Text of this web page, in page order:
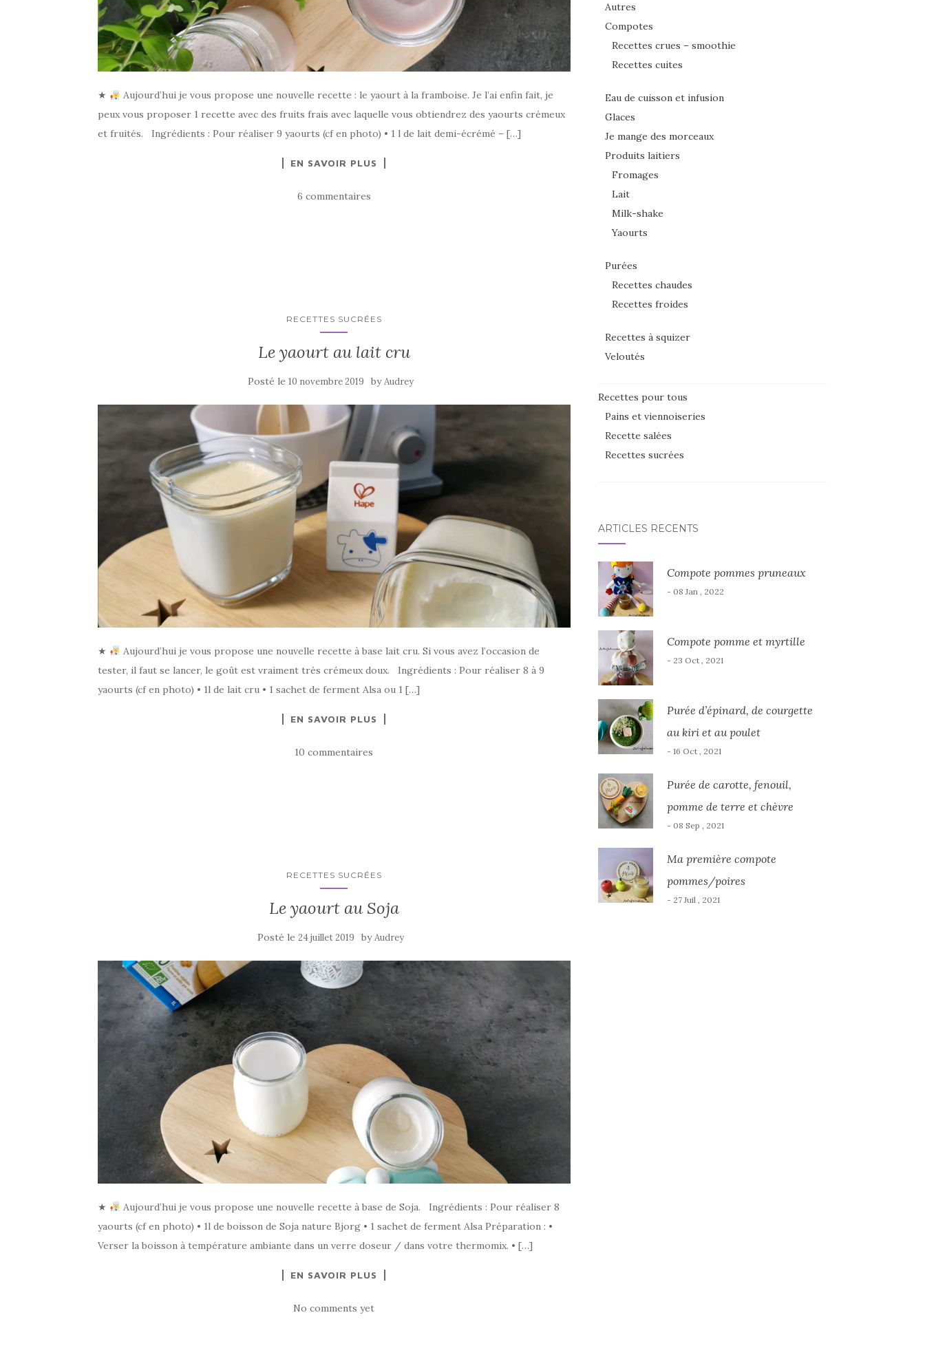
★
Aujourd’hui je vous propose une nouvelle recette : le yaourt à la framboise. Je l’ai enfin fait, je
peux vous proposer 1 recette avec des fruits frais avec laquelle vous obtiendrez des yaourts crémeux
et fruités. Ingrédients : Pour réaliser 9 yaourts (cf en photo) • 1 l de lait demi-écrémé – […]
EN SAVOIR PLUS
6 commentaires
RECETTES SUCRÉES
Le yaourt au lait cru
Posté le 10 novembre 2019 byAudrey
★
Aujourd’hui je vous propose une nouvelle recette à base lait cru. Si vous avez l’occasion de
tester, il faut se lancer, le goût est vraiment très crémeux doux. Ingrédients : Pour réaliser 8 à 9
yaourts (cf en photo) • 1l de lait cru • 1 sachet de ferment Alsa ou 1 […]
EN SAVOIR PLUS
10 commentaires
RECETTES SUCRÉES
Le yaourt au Soja
Posté le 24 juillet 2019 byAudrey
★
Aujourd’hui je vous propose une nouvelle recette à base de Soja. Ingrédients : Pour réaliser 8
yaourts (cf en photo) • 1l de boisson de Soja nature Bjorg • 1 sachet de ferment Alsa Préparation : •
Verser la boisson à température ambiante dans un verre doseur / dans votre thermomix. • […]
EN SAVOIR PLUS
No comments yet
Autres
Compotes
Recettes crues – smoothie
Recettes cuites
Eau de cuisson et infusion
Glaces
Je mange des morceaux
Produits laitiers
Fromages
Lait
Milk-shake
Yaourts
Purées
Recettes chaudes
Recettes froides
Recettes à squizer
Veloutés
Recettes pour tous
Pains et viennoiseries
Recette salées
Recettes sucrées
ARTICLES RÉCENTS
Compote pommes pruneaux
- 08 Jan , 2022
Compote pomme et myrtille
- 23 Oct , 2021
Purée d’épinard, de courgette
au kiri et au poulet
- 16 Oct , 2021
Purée de carotte, fenouil,
pomme de terre et chèvre
- 08 Sep , 2021
Ma première compote
pommes/poires
- 27 Juil , 2021